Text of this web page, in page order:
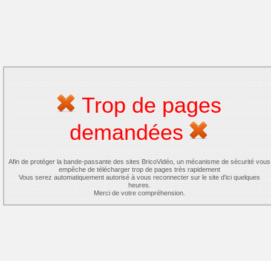
Trop de pages
demandées
Afin de protéger la bande-passante des sites BricoVidéo, un mécanisme de sécurité vous
empêche de télécharger trop de pages très rapidement
Vous serez automatiquement autorisé à vous reconnecter sur le site d'ici quelques
heures.
Merci de votre compréhension.